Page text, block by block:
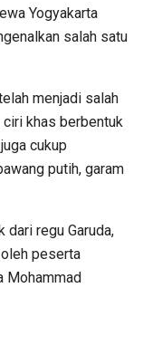
Yogyakarta
salah satu
menjadi salah
khas berbentuk
cukup
putih, garam
regu Garuda,
peserta
Mohammad